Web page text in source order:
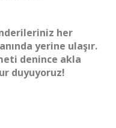
her
yerine ulaşır.
denince akla
duyuyoruz!